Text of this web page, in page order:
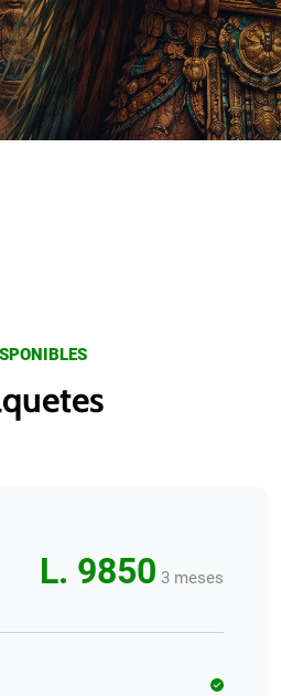
L. 9850 3 meses